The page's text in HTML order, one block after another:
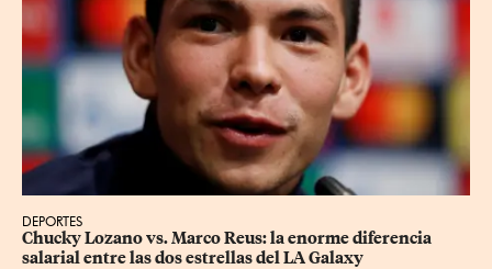
DEPORTES
Chucky Lozano vs. Marco Reus: la enorme diferencia
salarial entre las dos estrellas del LA Galaxy